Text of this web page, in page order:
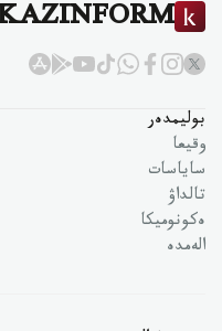
بوليمدەر
وقيعا
ساياسات
تالداۋ
ەكونوميكا
الەمدە